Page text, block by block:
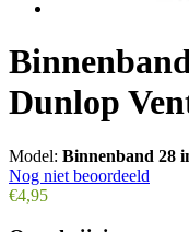
Dunlop
Model: Binnenband 28
Nog niet beoordeeld
€4,95